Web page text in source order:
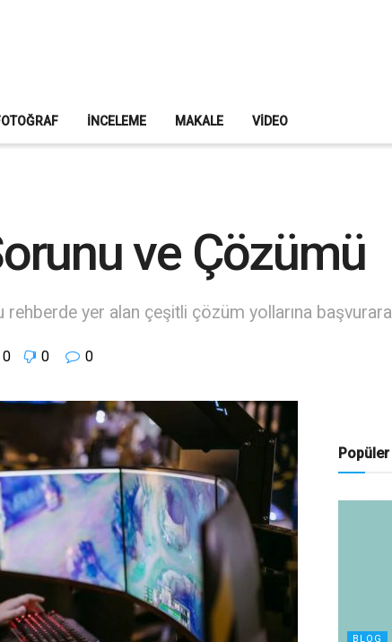
İNCELEME MAKALE VIDEO
ve Çözümü
rehberde yer alan çeşitli çözüm yollarına
0 0 0
Popüler
BLOG